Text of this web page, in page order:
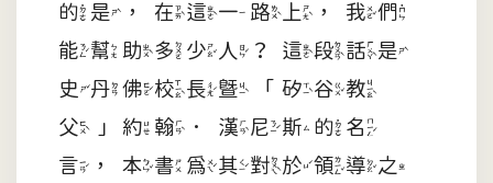
的是，在這一路上，我們
能幫助多少人？這段話是
史丹佛校長暨「矽谷教
父」約翰．漢尼斯的名
言，本書為其對於領導之